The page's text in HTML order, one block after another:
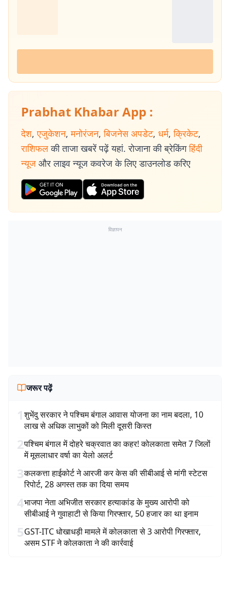
Prabhat Khabar App :
देश, एजुकेशन, मनोरंजन, बिजनेस अपडेट, धर्म, क्रिकेट,
राशिफल की ताजा खबरें पढ़ें यहां. रोजाना की ब्रेकिंग हिंदी
न्यूज और लाइव न्यूज कवरेज के लिए डाउनलोड करिए
विज्ञापन
जरूर पढ़ें
1शुभेंदु सरकार ने पश्चिम बंगाल आवास योजना का नाम बदला, 10
लाख से अधिक लाभुकों को मिली दूसरी किस्त
2पश्चिम बंगाल में दोहरे चक्रवात का कहर! कोलकाता समेत 7 जिलों
में मूसलाधार वर्षा का येलो अलर्ट
3कलकत्ता हाईकोर्ट ने आरजी कर केस की सीबीआई से मांगी स्टेटस
रिपोर्ट, 28 अगस्त तक का दिया समय
4भाजपा नेता अभिजीत सरकार हत्याकांड के मुख्य आरोपी को
सीबीआई ने गुवाहाटी से किया गिरफ्तार, 50 हजार का था इनाम
5GST-ITC धोखाधड़ी मामले में कोलकाता से 3 आरोपी गिरफ्तार,
असम STF ने कोलकाता ने की कार्रवाई